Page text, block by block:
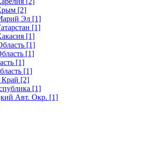
[2]
Эл [1]
[1]
[1]
[1]
[1]
[1]
[1]
Край [2]
[1]
Авт. Окр. [1]